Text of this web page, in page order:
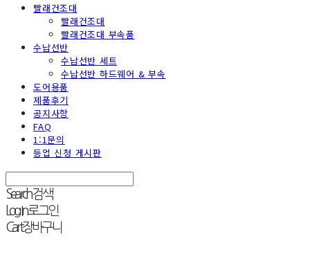
빨래건조대
빨래건조대
빨래건조대 부속품
수납선반
수납선반 세트
수납선반 하드웨어 & 부속
도어용품
제품후기
공지사항
FAQ
1:1문의
등업 신청 게시판
Search검색
Log In로그인
Cart장바구니